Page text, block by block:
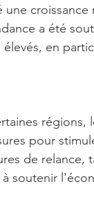
croissance
a été
en
régions,
pour
de relance,
soutenir